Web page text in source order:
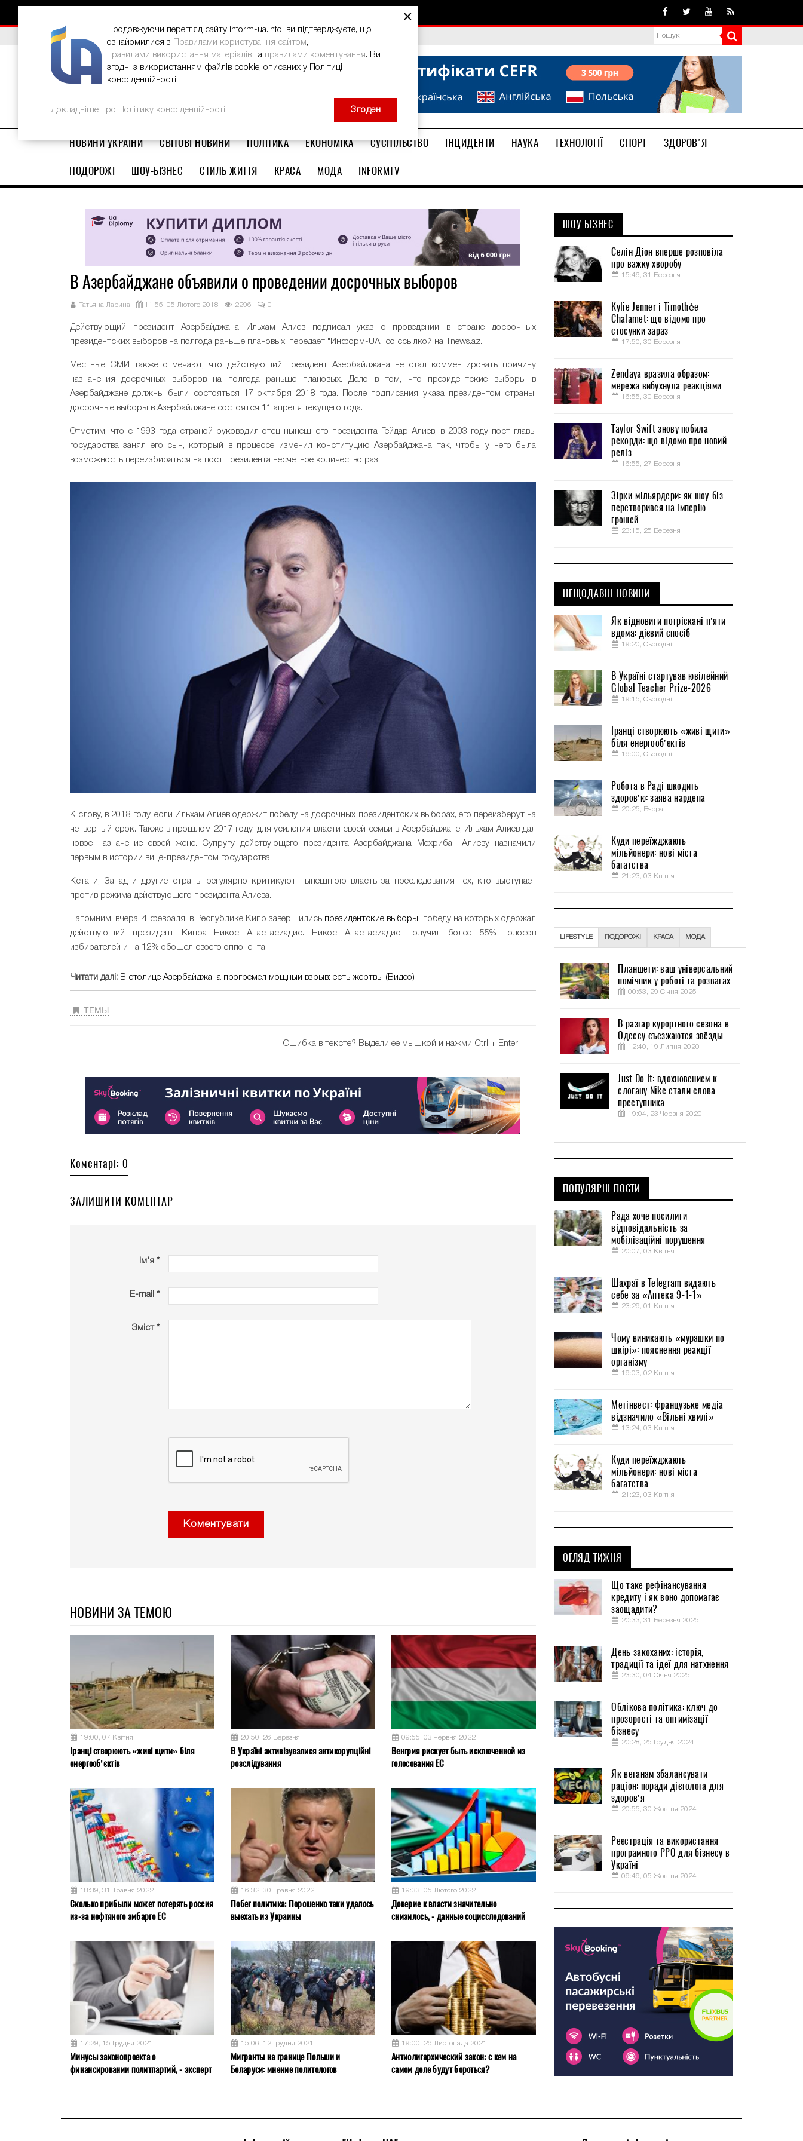
ВИБІР РЕДАКЦІЇ Як відновити потріскані п’яти вдома: дієвий спосіб
НОВИНИ УКРАЇНИ СВІТОВІ НОВИНИ ПОЛІТИКА ЕКОНОМІКА СУСПІЛЬСТВО ІНЦИДЕНТИ НАУКА ТЕХНОЛОГІЇ СПОРТ
ЗДОРОВ'Я
ПОДОРОЖІ
ШОУ-БІЗНЕС СТИЛЬ ЖИТТЯ КРАСА МОДА INFORMTV
В Азербайджане объявили о проведении досрочных выборов
Татьяна Ларина 11:55, 05 Лютого 2018 2296 0
Действующий президент Азербайджана Ильхам Алиев подписал указ о проведении в стране досрочных
президентских выборов на полгода раньше плановых, передает "Информ-UA" со ссылкой на 1news.az.
Местные СМИ также отмечают, что действующий президент Азербайджана не стал комментировать причину
назначения досрочных выборов на полгода раньше плановых. Дело в том, что президентские выборы в
Азербайджане должны были состояться 17 октября 2018 года. После подписания указа президентом страны,
досрочные выборы в Азербайджане состоятся 11 апреля текущего года.
Отметим, что с 1993 года страной руководил отец нынешнего президента Гейдар Алиев, в 2003 году пост главы
государства занял его сын, который в процессе изменил конституцию Азербайджана так, чтобы у него была
возможность переизбираться на пост президента несчетное количество раз.
К слову, в 2018 году, если Ильхам Алиев одержит победу на досрочных президентских выборах, его переизберут на
четвертый срок. Также в прошлом 2017 году, для усиления власти своей семьи в Азербайджане, Ильхам Алиев дал
новое назначение своей жене. Супругу действующего президента Азербайджана Мехрибан Алиеву назначили
первым в истории вице-президентом государства.
Кстати, Запад и другие страны регулярно критикуют нынешнюю власть за преследования тех, кто выступает
против режима действующего президента Алиева.
Напомним, вчера, 4 февраля, в Республике Кипр завершились президентские выборы, победу на которых одержал
действующий президент Кипра Никос Анастасиадис. Никос Анастасиадис получил более 55% голосов
избирателей и на 12% обошел своего оппонента.
Читати далі: В столице Азербайджана прогремел мощный взрыв: есть жертвы (Видео)
ТЕМЫ
Ошибка в тексте? Выдели ее мышкой и нажми Ctrl + Enter
Коментарі: 0
ЗАЛИШИТИ КОМЕНТАР
Ім’я *
E-mail *
Зміст *
Коментувати
НОВИНИ ЗА ТЕМОЮ
19:00, 07 Квітня
Іранці створюють «живі щити» біля
енергооб’єктів
20:50, 26 Березня
В Україні активізувалися антикорупційні
розслідування
09:55, 03 Червня 2022
Венгрия рискует быть исключенной из
голосования ЕС
18:39, 31 Травня 2022
Сколько прибыли может потерять россия
из-за нефтяного эмбарго ЕС
16:32, 30 Травня 2022
Побег политика: Порошенко таки удалось
выехать из Украины
19:33, 05 Лютого 2022
Доверие к власти значительно
снизилось, - данные социсследований
17:29, 15 Грудня 2021
Минусы законопроекта о
финансировании политпартий, - эксперт
15:06, 12 Грудня 2021
Мигранты на границе Польши и
Беларуси: мнение политологов
19:00, 26 Листопада 2021
Антиолигархический закон: с кем на
самом деле будут бороться?
ШОУ-БІЗНЕС
Селін Діон вперше розповіла
про важку хворобу
15:46, 31 Березня
Kylie Jenner і Timothée
Chalamet: що відомо про
стосунки зараз
17:50, 30 Березня
Zendaya вразила образом:
мережа вибухнула реакціями
16:55, 30 Березня
Taylor Swift знову побила
рекорди: що відомо про новий
реліз
16:55, 27 Березня
Зірки-мільярдери: як шоу-біз
перетворився на імперію
грошей
23:15, 25 Березня
НЕЩОДАВНІ НОВИНИ
Як відновити потріскані п’яти
вдома: дієвий спосіб
19:20, Сьогодні
В Україні стартував ювілейний
Global Teacher Prize-2026
19:15, Сьогодні
Іранці створюють «живі щити»
біля енергооб’єктів
19:00, Сьогодні
Робота в Раді шкодить
здоров’ю: заява нардепа
20:25, Вчора
Куди переїжджають
мільйонери: нові міста
багатства
21:23, 03 Квітня
LIFESTYLE ПОДОРОЖІ КРАСА МОДА
Планшети: ваш універсальний
помічник у роботі та розвагах
00:53, 29 Січня 2025
В разгар курортного сезона в
Одессу съезжаются звёзды
12:40, 19 Липня 2020
Just Do It: вдохновением к
слогану Nike стали слова
преступника
19:04, 23 Червня 2020
ПОПУЛЯРНІ ПОСТИ
Рада хоче посилити
відповідальність за
мобілізаційні порушення
20:07, 03 Квітня
Шахраї в Telegram видають
себе за «Аптека 9-1-1»
23:29, 01 Квітня
Чому виникають «мурашки по
шкірі»: пояснення реакції
організму
19:03, 02 Квітня
Метінвест: французьке медіа
відзначило «Вільні хвилі»
13:24, 03 Квітня
Куди переїжджають
мільйонери: нові міста
багатства
21:23, 03 Квітня
ОГЛЯД ТИЖНЯ
Що таке рефінансування
кредиту і як воно допомагає
заощадити?
20:33, 31 Березня 2025
День закоханих: історія,
традиції та ідеї для натхнення
23:30, 04 Січня 2025
Облікова політика: ключ до
прозорості та оптимізації
бізнесу
20:28, 25 Грудня 2024
Як веганам збалансувати
раціон: поради дієтолога для
здоров’я
20:55, 30 Жовтня 2024
Реєстрація та використання
програмного РРО для бізнесу в
Україні
09:49, 05 Жовтня 2024
×
Продовжуючи перегляд сайту inform-ua.info, ви підтверджуєте, що
ознайомилися з
Правилами користування сайтом,
правилами використання матеріалів та правилами коментування. Ви
згодні з використанням файлів cookie, описаних у Політиці
конфіденційності.
Докладніше про Політику конфіденційності Згоден